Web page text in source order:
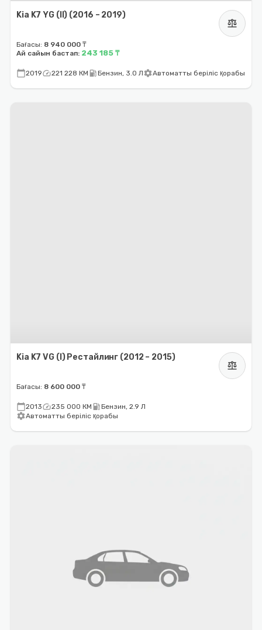
Kia K7 YG (II) (2016 – 2019)
balance
Бағасы: 8 940 000 ₸
Ай сайын бастап: 243 185 ₸
calendar_today2019speed221 228 КМ local_gas_stationБензин, 3.0 ЛsettingsАвтоматты беріліс қорабы
Kia K7 VG (I) Рестайлинг (2012 – 2015)
balance
Бағасы: 8 600 000 ₸
calendar_today2013speed235 000 КМ local_gas_stationБензин, 2.9 Л
settingsАвтоматты беріліс қорабы